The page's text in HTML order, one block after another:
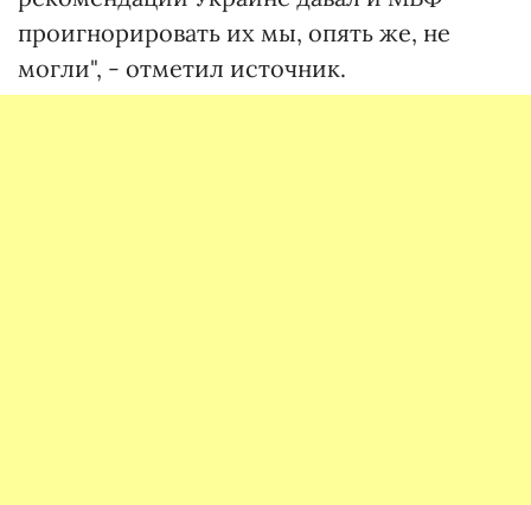
проигнорировать их мы, опять же, не
могли", - отметил источник.